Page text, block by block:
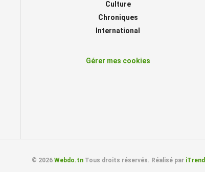
Culture
Chroniques
International
Gérer mes cookies
© 2026 Webdo.tnTous droits réservés. Réalisé par iTrend